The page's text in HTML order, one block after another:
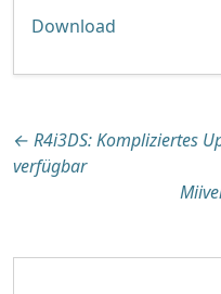
Download
← R4i3DS: Kompliziertes
verfügbar